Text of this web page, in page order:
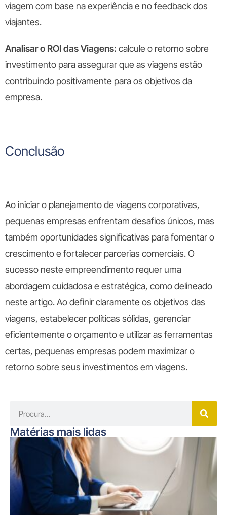
viagem com base na experiência e no feedback dos
viajantes.
Analisar o ROI das Viagens: calcule o retorno sobre
investimento para assegurar que as viagens estão
contribuindo positivamente para os objetivos da
empresa.
Conclusão
Ao iniciar o planejamento de viagens corporativas,
pequenas empresas enfrentam desafios únicos, mas
também oportunidades significativas para fomentar o
crescimento e fortalecer parcerias comerciais. O
sucesso neste empreendimento requer uma
abordagem cuidadosa e estratégica, como delineado
neste artigo. Ao definir claramente os objetivos das
viagens, estabelecer políticas sólidas, gerenciar
eficientemente o orçamento e utilizar as ferramentas
certas, pequenas empresas podem maximizar o
retorno sobre seus investimentos em viagens.
Matérias mais lidas